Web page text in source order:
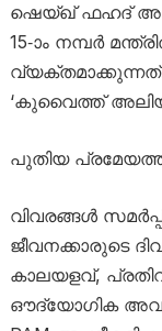
ഷെയ്ഖ് ഫഹദ്
15-ാം നമ്പർ
‘കുവൈത്ത്
പുതിയ
വിവരങ്ങൾ
ജീവനക്കാരുടെ
കാലയളവ്,
ഔദ്യോഗിക